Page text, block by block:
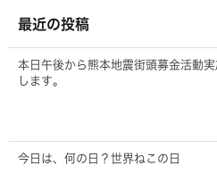
ブ
最近の投稿
本日午後から熊本地震街頭募金活動実
します。
今日は、何の日？世界ねこの日